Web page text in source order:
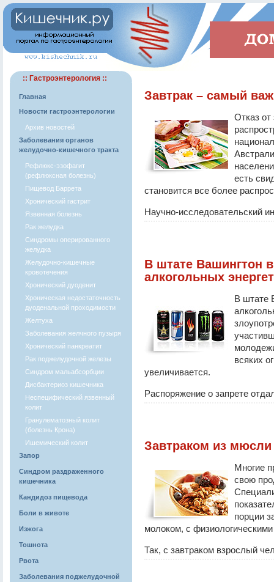
:: Гастроэнтерология ::
Главная
Новости гастроэнтерологии
Архив новостей
Заболевания органов
желудочно-кишечного тракта
Рефлюкс-эзофагит
(рефлюксная болезнь)
Пищевод Баррета
Хронический гастрит
Язвенная болезнь
Рак желудка
Синдромы оперированного
желудка
Желудочно-кишечные
кровотечения
Хронический дуоденит
Хроническая недостаточность
дуоденальной проходимости
Желтуха
Заболевания желчного пузыря
Хронический панкреатит
Рак поджелудочной железы
Синдром мальабсорбции
Дисбактериоз кишечника
Неспецифический язвенный
колит
Гранулематозный колит
(болезнь Крона)
Ишемический колит
Запор
Синдром раздраженного
кишечника
Кандидоз пищевода
Боли в животе
Изжога
Тошнота
Рвота
Заболевания поджелудочной
Завтрак – самый
Отказ от
есть
становится все более
Научно-исследовательский
В штате Вашингтон
алкогольных
В штате
всяких
увеличивается.
Распоряжение о запрете
Завтраком из
Многие
свою
порции
молоком, с
Так, с завтраком взрослый